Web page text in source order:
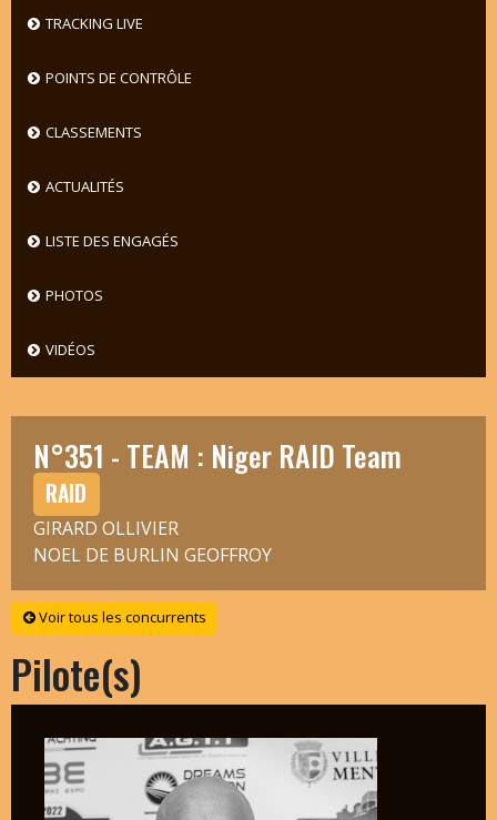
TRACKING LIVE
POINTS DE CONTRÔLE
CLASSEMENTS
ACTUALITÉS
LISTE DES ENGAGÉS
PHOTOS
VIDÉOS
N°351 - TEAM : Niger RAID Team
RAID
GIRARD OLLIVIER
NOEL DE BURLIN GEOFFROY
Voir tous les concurrents
Pilote(s)